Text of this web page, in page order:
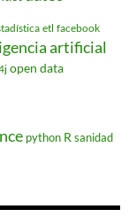
etl facebook
artificial
open data
python R sanidad